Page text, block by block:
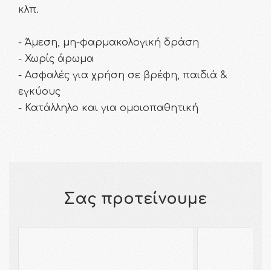
κλπ.
- Άμεση, μη-φαρμακολογική δράση
- Χωρίς άρωμα
- Ασφαλές για χρήση σε βρέφη, παιδιά &
εγκύους
- Κατάλληλο και για ομοιοπαθητική
Σας προτείνουμε